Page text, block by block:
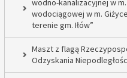
wodno-kanalizacyjnej w
wodociągowej w m.
terenie gm. Iłów”
Maszt z flagą
Odzyskania